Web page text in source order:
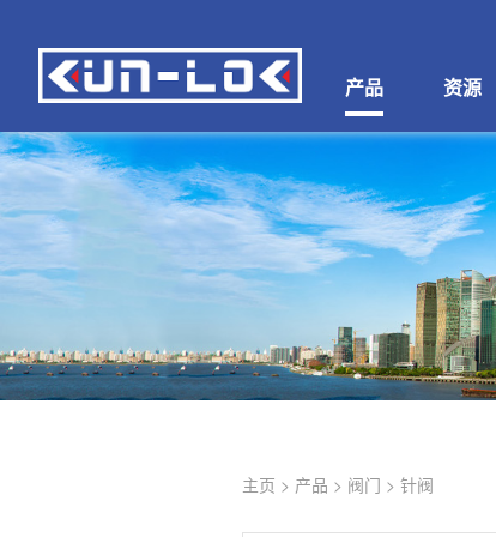
产品 资源
主页 > 产品 > 阀门 > 针阀